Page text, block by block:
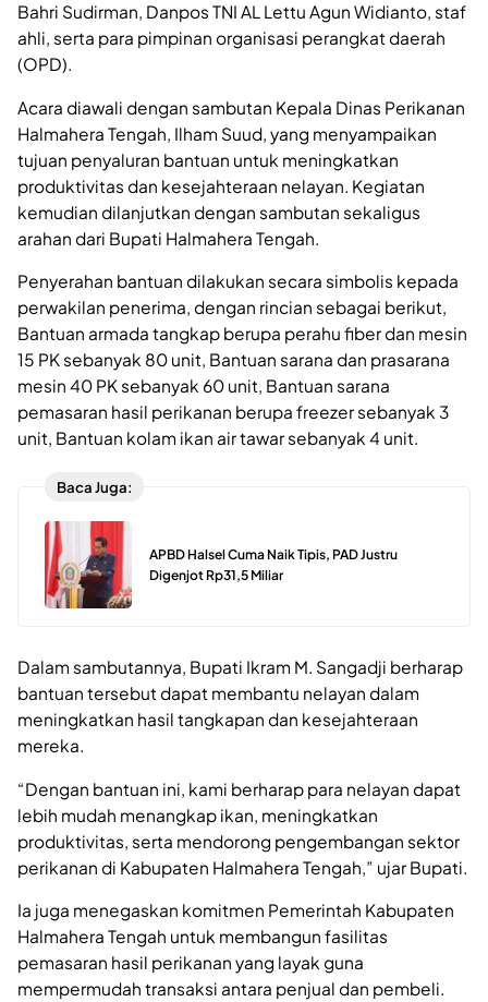
Bahri Sudirman, Danpos TNI AL Lettu Agun Widianto, staf
ahli, serta para pimpinan organisasi perangkat daerah
(OPD).
Acara diawali dengan sambutan Kepala Dinas Perikanan
Halmahera Tengah, Ilham Suud, yang menyampaikan
tujuan penyaluran bantuan untuk meningkatkan
produktivitas dan kesejahteraan nelayan. Kegiatan
kemudian dilanjutkan dengan sambutan sekaligus
arahan dari Bupati Halmahera Tengah.
Penyerahan bantuan dilakukan secara simbolis kepada
perwakilan penerima, dengan rincian sebagai berikut,
Bantuan armada tangkap berupa perahu fiber dan mesin
15 PK sebanyak 80 unit, Bantuan sarana dan prasarana
mesin 40 PK sebanyak 60 unit, Bantuan sarana
pemasaran hasil perikanan berupa freezer sebanyak 3
unit, Bantuan kolam ikan air tawar sebanyak 4 unit.
Baca Juga:
APBD Halsel Cuma Naik Tipis, PAD Justru
Digenjot Rp31,5 Miliar
Dalam sambutannya, Bupati Ikram M. Sangadji berharap
bantuan tersebut dapat membantu nelayan dalam
meningkatkan hasil tangkapan dan kesejahteraan
mereka.
“Dengan bantuan ini, kami berharap para nelayan dapat
lebih mudah menangkap ikan, meningkatkan
produktivitas, serta mendorong pengembangan sektor
perikanan di Kabupaten Halmahera Tengah,” ujar Bupati.
Ia juga menegaskan komitmen Pemerintah Kabupaten
Halmahera Tengah untuk membangun fasilitas
pemasaran hasil perikanan yang layak guna
mempermudah transaksi antara penjual dan pembeli.